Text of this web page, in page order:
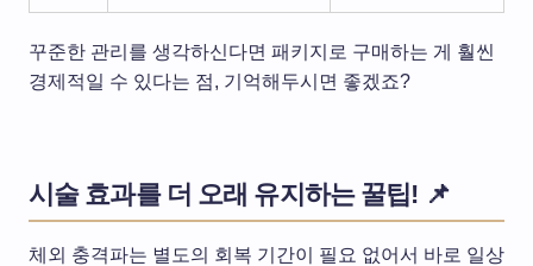
꾸준한 관리를 생각하신다면 패키지로 구매하는 게 훨씬
경제적일 수 있다는 점, 기억해두시면 좋겠죠?
시술 효과를 더 오래 유지하는 꿀팁! 📌
체외 충격파는 별도의 회복 기간이 필요 없어서 바로 일상